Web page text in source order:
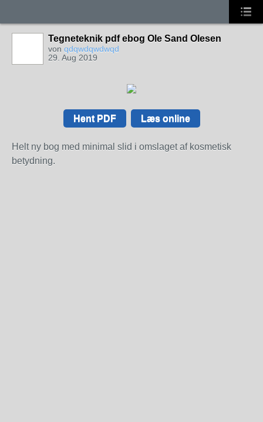
Tegneteknik pdf ebog Ole Sand Olesen
von qdqwdqwdwqd
29. Aug 2019
Hent PDF Læs online
Helt ny bog med minimal slid i omslaget af kosmetisk
betydning.